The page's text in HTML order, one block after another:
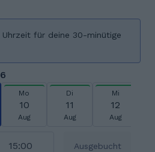
Uhrzeit für deine 30-minütige
Mo
10
Aug
Di
11
Aug
Mi
12
Aug
15:00 Ausgebucht